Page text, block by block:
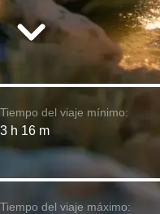
Tiempo del viaje mínimo:
3 h 16 m
Tiempo del viaje máximo: